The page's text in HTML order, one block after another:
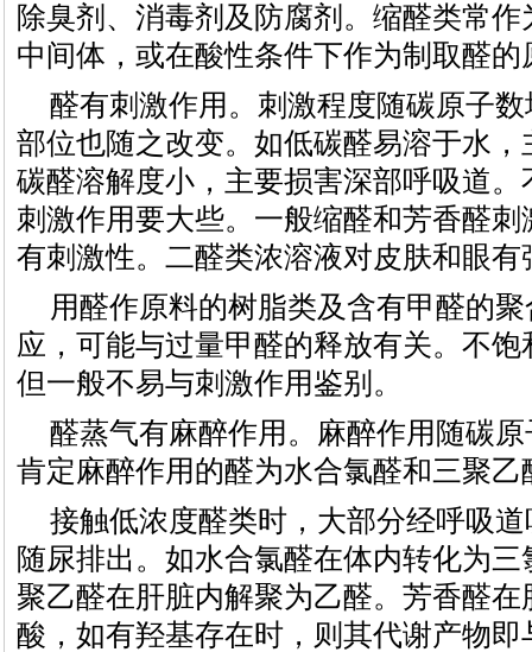
除臭剂、消毒剂及防腐剂。缩醛类常
中间体，或在酸性条件下作为制取醛的
醛有刺激作用。刺激程度随碳原子
部位也随之改变。如低碳醛易溶于水
碳醛溶解度小，主要损害深部呼吸道
刺激作用要大些。一般缩醛和芳香醛
有刺激性。二醛类浓溶液对皮肤和眼有
用醛作原料的树脂类及含有甲醛的
应，可能与过量甲醛的释放有关。不
但一般不易与刺激作用鉴别。
醛蒸气有麻醉作用。麻醉作用随碳
肯定麻醉作用的醛为水合氯醛和三聚
接触低浓度醛类时，大部分经呼吸
随尿排出。如水合氯醛在体内转化为
聚乙醛在肝脏内解聚为乙醛。芳香醛
酸，如有羟基存在时，则其代谢产物